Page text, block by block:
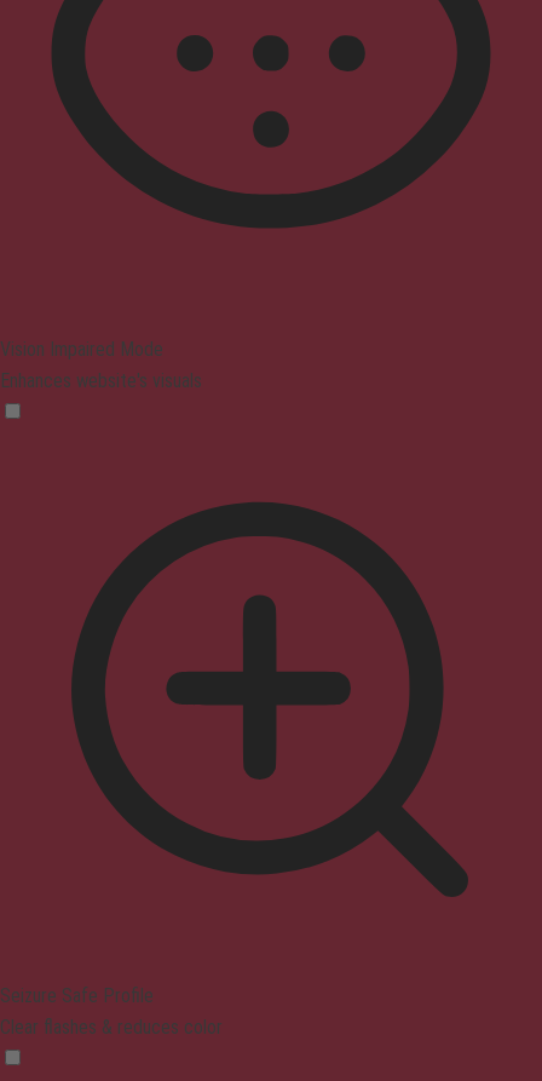
Vision Impaired Mode
Enhances website's visuals
Seizure Safe Profile
Clear flashes & reduces color